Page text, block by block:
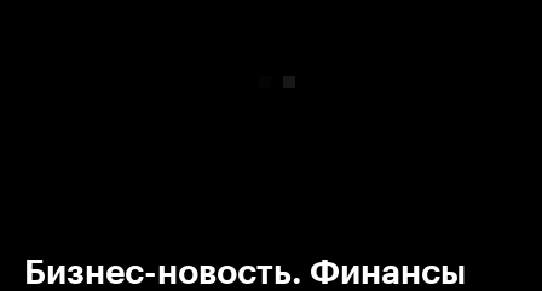
Бизнес-новость. Финансы